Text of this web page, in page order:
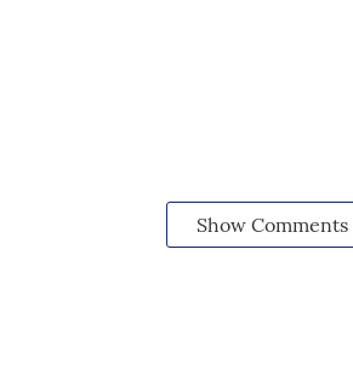
Show Comments